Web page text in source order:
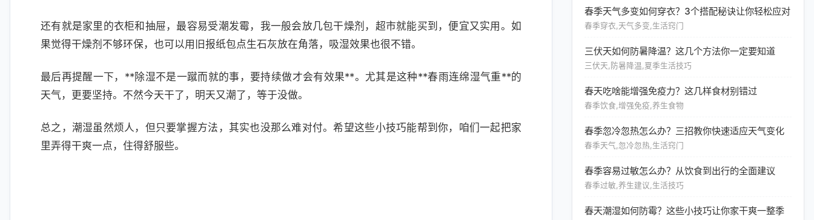
还有就是家里的衣柜和抽屉，最容易受潮发霉，我一般会放几包干燥剂，超市就能买到，便宜又实用。如
果觉得干燥剂不够环保，也可以用旧报纸包点生石灰放在角落，吸湿效果也很不错。
最后再提醒一下，**除湿不是一蹴而就的事，要持续做才会有效果**。尤其是这种**春雨连绵湿气重**的
天气，更要坚持。不然今天干了，明天又潮了，等于没做。
总之，潮湿虽然烦人，但只要掌握方法，其实也没那么难对付。希望这些小技巧能帮到你，咱们一起把家
里弄得干爽一点，住得舒服些。
春季天气多变如何穿衣？3个搭配秘诀让你轻松应对
春季穿衣,天气多变,生活窍门
三伏天如何防暑降温？这几个方法你一定要知道
三伏天,防暑降温,夏季生活技巧
春天吃啥能增强免疫力？这几样食材别错过
春季饮食,增强免疫,养生食物
春季忽冷忽热怎么办？三招教你快速适应天气变化
春季天气,忽冷忽热,生活窍门
春季容易过敏怎么办？从饮食到出行的全面建议
春季过敏,养生建议,生活技巧
春天潮湿如何防霉？这些小技巧让你家干爽一整季